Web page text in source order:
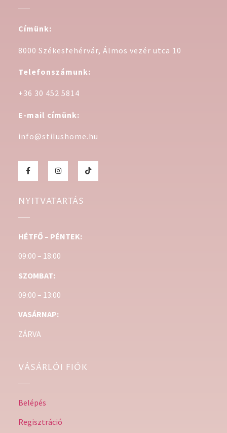
Címünk:
8000 Székesfehérvár, Álmos vezér utca 10
Telefonszámunk:
+36 30 452 5814
E-mail címünk:
info@stilushome.hu
NYITVATARTÁS
HÉTFŐ – PÉNTEK:
09:00 – 18:00
SZOMBAT:
09:00 – 13:00
VASÁRNAP:
ZÁRVA
VÁSÁRLÓI FIÓK
Belépés
Regisztráció